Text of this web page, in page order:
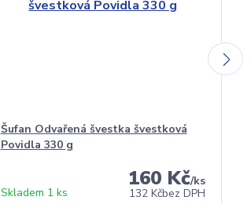
Šufan Odvařená švestka švestková
Povidla 330 g
160 Kč/ks
132 Kčbez DPH
Skladem 1 ks